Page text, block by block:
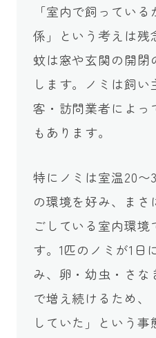
「室内で飼ってい
係」という考えは残
蚊は窓や玄関の開閉
します。ノミは飼
客・訪問業者によっ
もあります。
特にノミは室温20
の環境を好み、まさ
ごしている室内環境
す。1匹のノミが1日
み、卵・幼虫・さ
で増え続けるため
していた」という